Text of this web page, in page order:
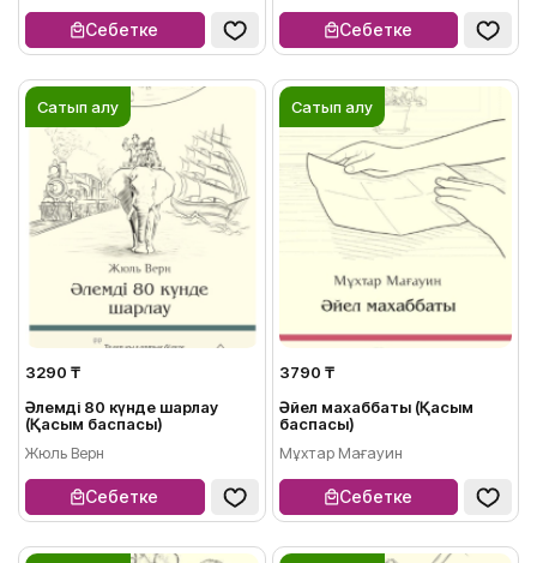
Себетке Себетке
Сатып алу
3290 ₸
Әлемді 80 күнде шарлау
(Қасым баспасы)
Жюль Верн
Себетке
Сатып алу
3790 ₸
Әйел махаббаты (Қасым
баспасы)
Мұхтар Мағауин
Себетке